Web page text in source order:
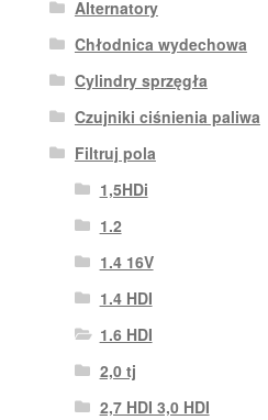
Alternatory
Chłodnica wydechowa
Cylindry sprzęgła
Czujniki ciśnienia paliwa
Filtruj pola
1,5HDi
1.2
1.4 16V
1.4 HDI
1.6 HDI
2,0 tj
2,7 HDI 3,0 HDI